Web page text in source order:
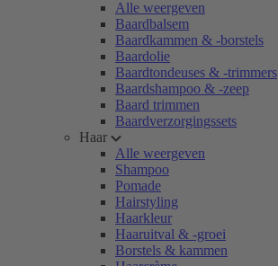
Alle weergeven
Baardbalsem
Baardkammen & -borstels
Baardolie
Baardtondeuses & -trimmers
Baardshampoo & -zeep
Baard trimmen
Baardverzorgingssets
Haar
Alle weergeven
Shampoo
Pomade
Hairstyling
Haarkleur
Haaruitval & -groei
Borstels & kammen